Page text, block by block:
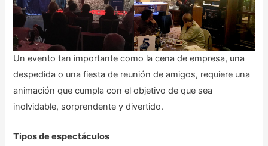
Un evento tan importante como la cena de empresa, una
despedida o una fiesta de reunión de amigos, requiere una
animación que cumpla con el objetivo de que sea
inolvidable, sorprendente y divertido.
Tipos de espectáculos